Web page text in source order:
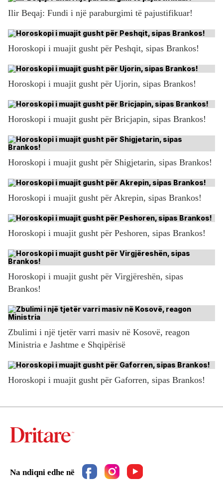
Ilir Beqaj: Fundi i një paraburgimi të pajustifikuar!
Horoskopi i muajit gusht për Peshqit, sipas Brankos!
Horoskopi i muajit gusht për Ujorin, sipas Brankos!
Horoskopi i muajit gusht për Bricjapin, sipas Brankos!
Horoskopi i muajit gusht për Shigjetarin, sipas Brankos!
Horoskopi i muajit gusht për Akrepin, sipas Brankos!
Horoskopi i muajit gusht për Peshoren, sipas Brankos!
Horoskopi i muajit gusht për Virgjëreshën, sipas
Brankos!
Zbulimi i një tjetër varri masiv në Kosovë, reagon
Ministria e Jashtme e Shqipërisë
Horoskopi i muajit gusht për Gaforren, sipas Brankos!